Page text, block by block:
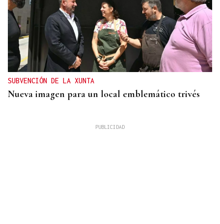
SUBVENCIÓN DE LA XUNTA
Nueva imagen para un local emblemático trivés